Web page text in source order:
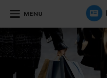
MENU